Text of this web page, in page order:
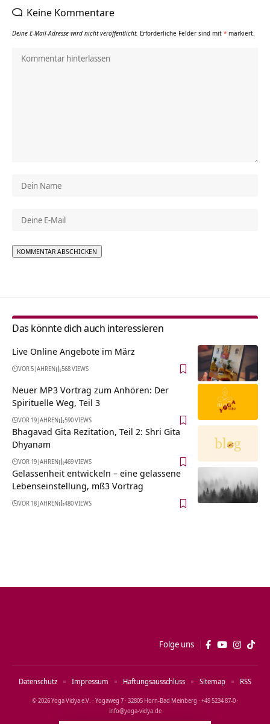
Keine Kommentare
Deine E-Mail-Adresse wird nicht veröffentlicht. Erforderliche Felder sind mit * markiert.
Das könnte dich auch interessieren
Live Online Angebote im März
VOR 5 JAHREN 568 VIEWS
Neuer MP3 Vortrag zum Anhören: Der
Spirituelle Weg, Teil 3
VOR 19 JAHREN 590 VIEWS
Bhagavad Gita Rezitation, Teil 2: Shri Gita
Dhyanam
VOR 19 JAHREN 469 VIEWS
Gelassenheit entwickeln – eine gelassene
Lebenseinstellung, mß3 Vortrag
VOR 18 JAHREN 480 VIEWS
Folge uns
© 2026 Yoga Vidya e.V. · Yogaweg 7 · 32805 Horn‑Bad Meinberg · +49 5234 87‑0 ·
info@yoga‑vidya.de
Datenschutz Impressum Haftungsausschluss Sitemap RSS